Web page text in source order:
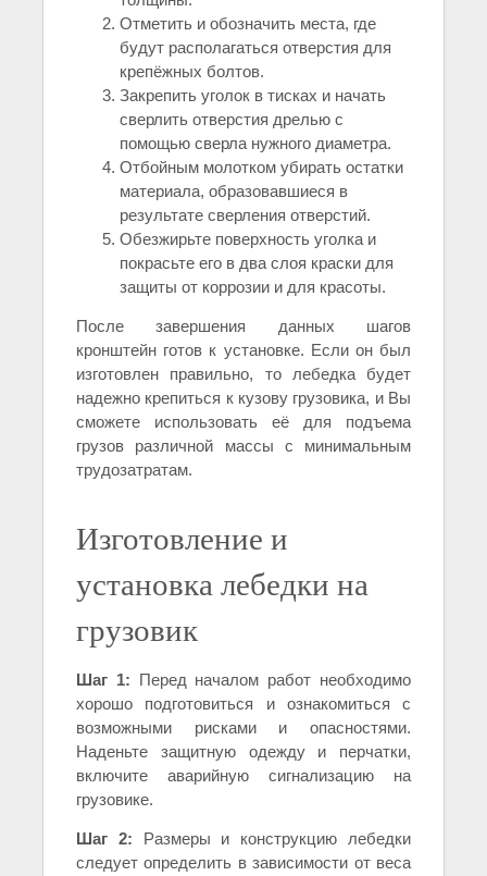
Отметить и обозначить места, где
будут располагаться отверстия для
крепёжных болтов.
Закрепить уголок в тисках и начать
сверлить отверстия дрелью с
помощью сверла нужного диаметра.
Отбойным молотком убирать остатки
материала, образовавшиеся в
результате сверления отверстий.
Обезжирьте поверхность уголка и
покрасьте его в два слоя краски для
защиты от коррозии и для красоты.
После завершения данных шагов
кронштейн готов к установке. Если он был
изготовлен правильно, то лебедка будет
надежно крепиться к кузову грузовика, и Вы
сможете использовать её для подъема
грузов различной массы с минимальным
трудозатратам.
Изготовление и
установка лебедки на
грузовик
Шаг 1: Перед началом работ необходимо
хорошо подготовиться и ознакомиться с
возможными рисками и опасностями.
Наденьте защитную одежду и перчатки,
включите аварийную сигнализацию на
грузовике.
Шаг 2: Размеры и конструкцию лебедки
следует определить в зависимости от веса